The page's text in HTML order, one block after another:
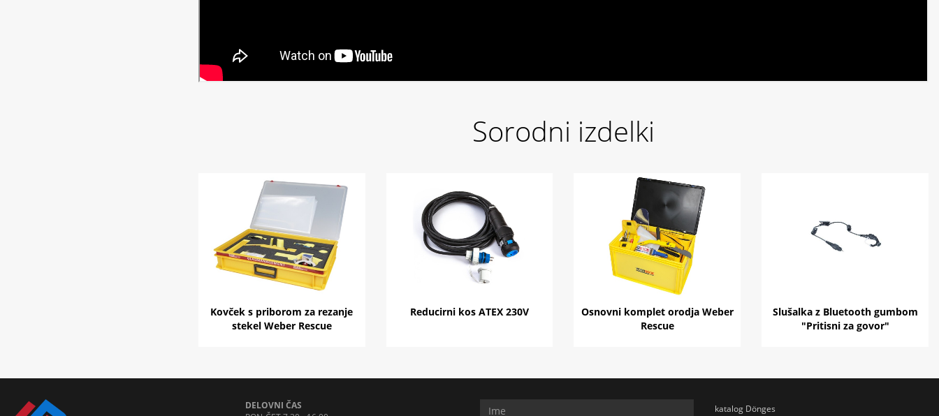
Sorodni izdelki
Kovček s priborom za rezanje
stekel Weber Rescue
Reducirni kos ATEX 230V
Osnovni komplet orodja Weber
Rescue
Slušalka z Bluetooth gumbom
"Pritisni za govor"
DELOVNI ČAS
katalog Dönges